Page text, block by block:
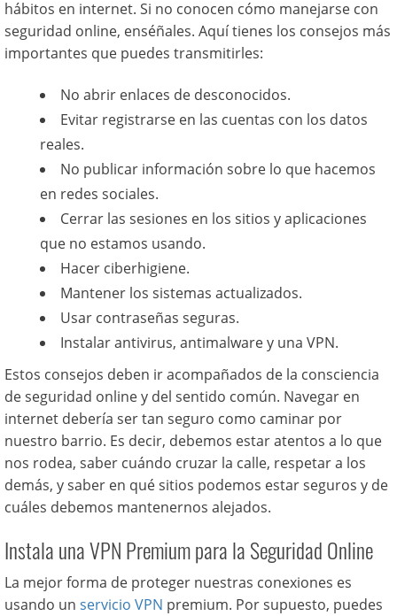
hábitos en internet. Si no conocen cómo manejarse con
seguridad online, enséñales. Aquí tienes los consejos más
importantes que puedes transmitirles:
No abrir enlaces de desconocidos.
Evitar registrarse en las cuentas con los datos
reales.
No publicar información sobre lo que hacemos
en redes sociales.
Cerrar las sesiones en los sitios y aplicaciones
que no estamos usando.
Hacer ciberhigiene.
Mantener los sistemas actualizados.
Usar contraseñas seguras.
Instalar antivirus, antimalware y una VPN.
Estos consejos deben ir acompañados de la consciencia
de seguridad online y del sentido común. Navegar en
internet debería ser tan seguro como caminar por
nuestro barrio. Es decir, debemos estar atentos a lo que
nos rodea, saber cuándo cruzar la calle, respetar a los
demás, y saber en qué sitios podemos estar seguros y de
cuáles debemos mantenernos alejados.
Instala una VPN Premium para la Seguridad Online
La mejor forma de proteger nuestras conexiones es
usando un servicio VPN premium. Por supuesto, puedes